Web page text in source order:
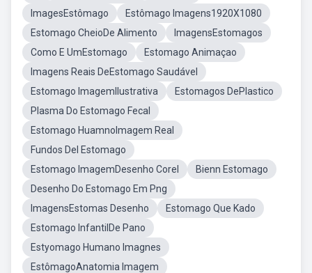
ImagesEstômago
Estômago Imagens1920X1080
Estomago CheioDe Alimento
ImagensEstomagos
Como E UmEstomago
Estomago Animaçao
Imagens Reais DeEstomago Saudável
Estomago ImagemIlustrativa
Estomagos DePlastico
Plasma Do Estomago Fecal
Estomago HuamnoImagem Real
Fundos Del Estomago
Estomago ImagemDesenho Corel
Bienn Estomago
Desenho Do Estomago Em Png
ImagensEstomas Desenho
Estomago Que Kado
Estomago InfantilDe Pano
Estyomago Humano Imagnes
EstômagoAnatomia Imagem